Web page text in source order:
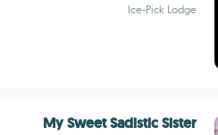
Ice-Pick Lodge
My Sweet Sadistic Sister